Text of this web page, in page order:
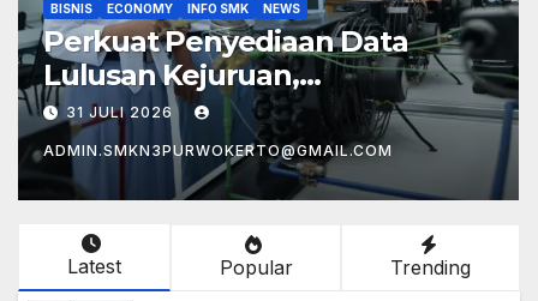
SPORTS
Pendaftaran TKA 2026 untuk
SMA/SMK Dibuka Lebih Awal,
Perkuat Kesiapan Pelaksanaan
Asesmen
29 JULI 2026
ADMIN.SMKN3PURWOKERTO@GMAIL.COM
Latest Popular Trending